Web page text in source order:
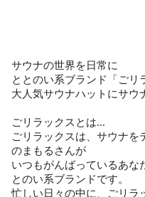
サウナの世界を日常に
ととのい系ブランド「ごリ
大人気サウナハットにサウ
ごリラックスとは...
ごリラックスは、サウナを
のまもるさんが
いつもがんばっているあな
とのい系ブランドです。
忙しい日々の中に、ごリラ